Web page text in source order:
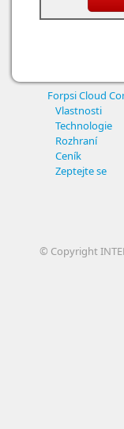
Forpsi Cloud
Vlastnosti
Technologie
Rozhraní
Ceník
Zeptejte se
© Copyright